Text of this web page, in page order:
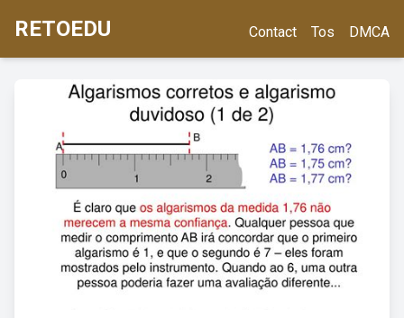
RETOEDU Contact Tos DMCA